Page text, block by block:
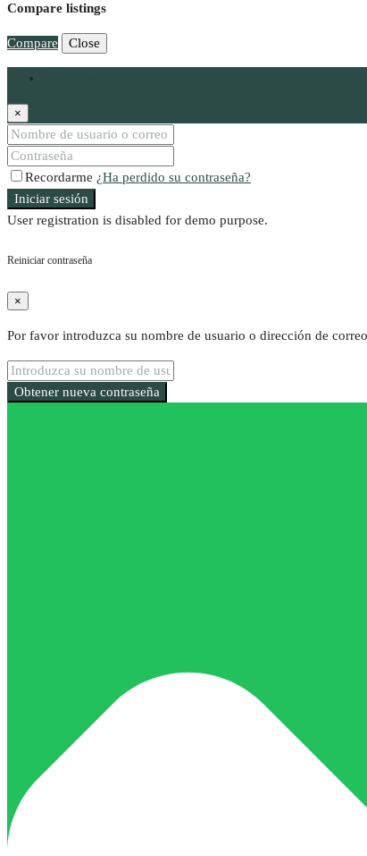
Compare listings
Compare Close
×
Recordarme ¿Ha perdido su contraseña?
Iniciar sesión
User registration is disabled for demo purpose.
Reiniciar contraseña
×
Por favor introduzca su nombre de usuario o dirección de
Obtener nueva contraseña